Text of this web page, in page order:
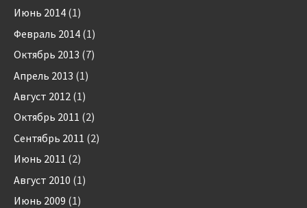
Июнь 2014 (1)
Февраль 2014 (1)
Октябрь 2013 (7)
Апрель 2013 (1)
Август 2012 (1)
Октябрь 2011 (2)
Сентябрь 2011 (2)
Июнь 2011 (2)
Август 2010 (1)
Июнь 2009 (1)